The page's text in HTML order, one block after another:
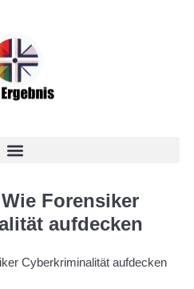
Forensiker
aufdecken